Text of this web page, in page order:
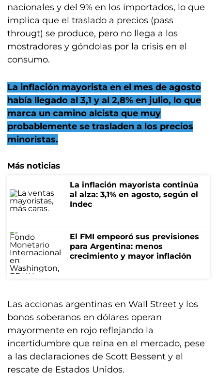
nacionales y del 9% en los importados, lo que
implica que el traslado a precios (pass
througt) se produce, pero no llega a los
mostradores y góndolas por la crisis en el
consumo.
La inflación mayorista en el mes de agosto
había llegado al 3,1 y al 2,8% en julio, lo que
marca un camino alcista que muy
probablemente se trasladen a los precios
minoristas.
Más noticias
La inflación mayorista continúa
al alza: 3,1% en agosto, según el
Indec
El FMI empeoró sus previsiones
para Argentina: menos
crecimiento y mayor inflación
Las accionas argentinas en Wall Street y los
bonos soberanos en dólares operan
mayormente en rojo reflejando la
incertidumbre que reina en el mercado, pese
a las declaraciones de Scott Bessent y el
rescate de Estados Unidos.